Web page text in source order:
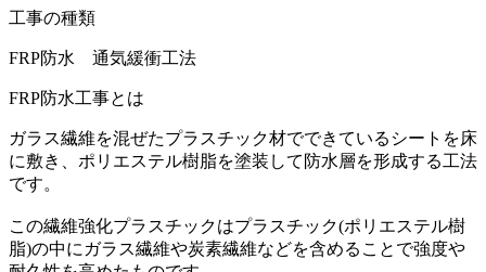
工事の種類
FRP防水 通気緩衝工法
FRP防水工事とは
ガラス繊維を混ぜたプラスチック材でできているシートを床
に敷き、ポリエステル樹脂を塗装して防水層を形成する工法
です。
この繊維強化プラスチックはプラスチック(ポリエステル樹
脂)の中にガラス繊維や炭素繊維などを含めることで強度や